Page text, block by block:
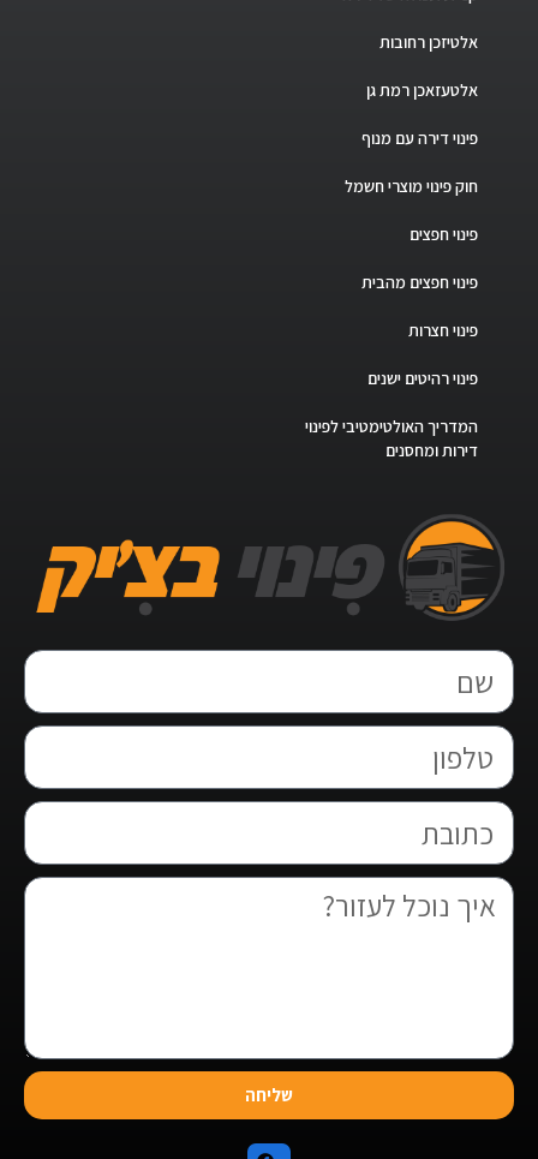
אלטיזכן רחובות
אלטעזאכן רמת גן
פינוי דירה עם מנוף
חוק פינוי מוצרי חשמל
פינוי חפצים
פינוי חפצים מהבית
פינוי חצרות
פינוי רהיטים ישנים
המדריך האולטימטיבי לפינוי
דירות ומחסנים
שליחה